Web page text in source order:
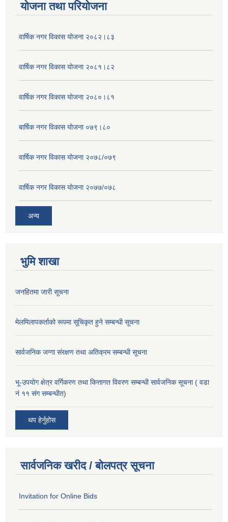
योजना तथा परियोजना
वार्षिक नगर विकास योजना २०८२।८३
वार्षिक नगर विकास योजना २०८१।८२
वार्षिक नगर विकास योजना २०८०।८१
बार्षिक नगर विकास योजना ०७९।८०
वार्षिक नगर विकास योजना २०७८/०७९
वार्षिक नगर विकास योजना २०७७/०७८
अन्य
भुमि शाखा
जनहितमा जारी सूचना
मेलमिलापकर्ताको रूपमा सूचिकृत हुने सम्बन्धी सूचना
सार्वजनिक जग्गा संरक्षण तथा अतिक्रम सम्बन्धी सूचना
भू-उपयोग क्षेत्र वर्गिकरण तथा कित्तागत विवरण सम्बन्धी सार्वजनिक सूचना ( वडा
नं ११ संग सम्बन्धीत)
थप हेर्नुहोस
सार्वजनिक खरीद / बोलपत्र सूचना
Invitation for Online Bids